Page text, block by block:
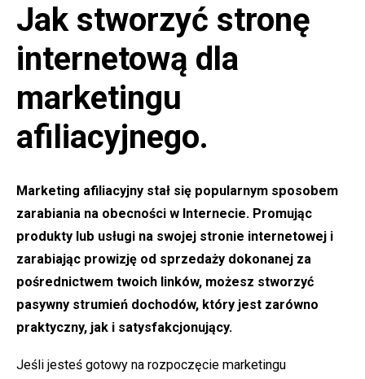
Jak stworzyć stronę
internetową dla
marketingu
afiliacyjnego.
Marketing afiliacyjny stał się popularnym sposobem
zarabiania na obecności w Internecie. Promując
produkty lub usługi na swojej stronie internetowej i
zarabiając prowizję od sprzedaży dokonanej za
pośrednictwem twoich linków, możesz stworzyć
pasywny strumień dochodów, który jest zarówno
praktyczny, jak i satysfakcjonujący.
Jeśli jesteś gotowy na rozpoczęcie marketingu